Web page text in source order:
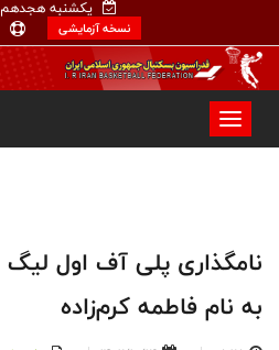
یکشنبه هجدهم
نسخه آزمایشی
نامگذاری پلی آف اول لیگ
به نام فاطمه کرم‌زاده